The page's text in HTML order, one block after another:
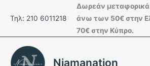
στοΤηλ: 210 6011218
Δωρεάν μεταφορικά
άνω των 50€ στην
70€ στην Κύπρο.
Niamanation